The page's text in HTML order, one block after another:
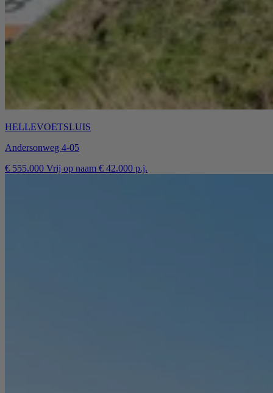
HELLEVOETSLUIS
Andersonweg 4-05
€ 555.000 Vrij op naam € 42.000 p.j.